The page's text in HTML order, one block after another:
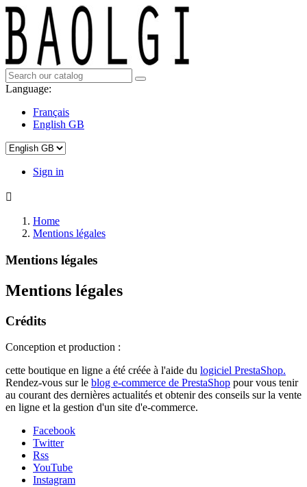
Language:
Français
English GB
Sign in

Home
Mentions légales
Mentions légales
Mentions légales
Crédits
Conception et production :
cette boutique en ligne a été créée à l'aide du logiciel PrestaShop.
Rendez-vous sur le blog e-commerce de PrestaShop pour vous tenir
au courant des dernières actualités et obtenir des conseils sur la vente
en ligne et la gestion d'un site d'e-commerce.
Facebook
Twitter
Rss
YouTube
Instagram